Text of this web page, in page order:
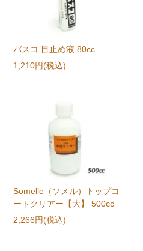
バスコ 目止め液 80cc
1,210円(税込)
Somelle（ソメル）トップコ
ートクリアー【大】 500cc
2,266円(税込)